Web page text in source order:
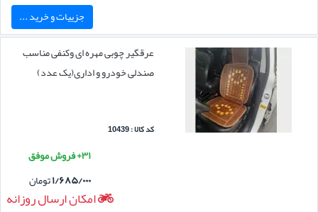
جزییات و خرید ...
عرقگیر چوبی مهره ای وکنفی مناسب
صندلی خودرو و اداری(یک عدد)
کد کالا : 10439
۳۱+ فروش موفق
۱/۶۸۵/۰۰۰تومان
امکان ارسال روزانه